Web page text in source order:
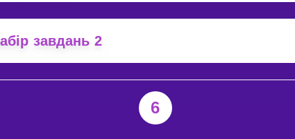
завдань 2
6